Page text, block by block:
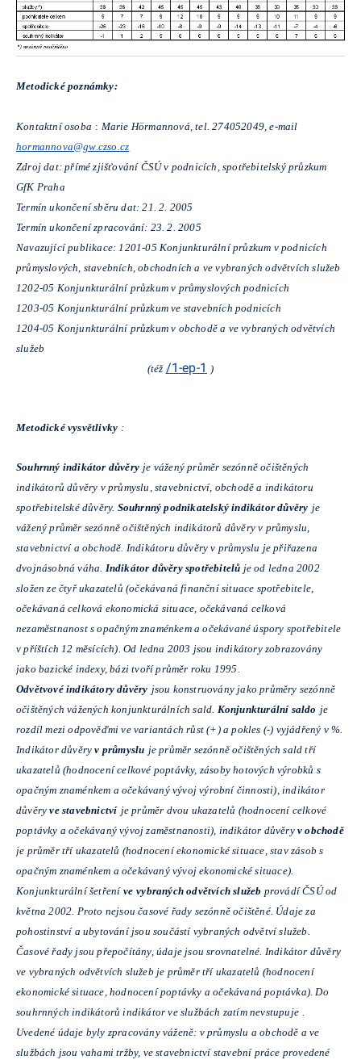
Metodické poznámky:
Kontaktní osoba : Marie Hörmannová, tel. 274052049, e-mail
hormannova@gw.czso.cz
Zdroj dat: přímé zjišťování ČSÚ v podnicích, spotřebitelský průzkum
GfK Praha
Termín ukončení sběru dat: 21. 2. 2005
Termín ukončení zpracování: 23. 2. 2005
Navazující publikace: 1201-05 Konjunkturální průzkum v podnicích
průmyslových, stavebních, obchodních a ve vybraných odvětvích služeb
1202-05 Konjunkturální průzkum v průmyslových podnicích
1203-05 Konjunkturální průzkum ve stavebních podnicích
1204-05 Konjunkturální průzkum v obchodě a ve vybraných odvětvích
služeb
(též /1-ep-1 )
Metodické vysvětlivky :
Souhrnný indikátor důvěry je vážený průměr sezónně očištěných
indikátorů důvěry v průmyslu, stavebnictví, obchodě a indikátoru
spotřebitelské důvěry. Souhrnný podnikatelský indikátor důvěry je
vážený průměr sezónně očištěných indikátorů důvěry v průmyslu,
stavebnictví a obchodě. Indikátoru důvěry v průmyslu je přiřazena
dvojnásobná váha. Indikátor důvěry spotřebitelů je od ledna 2002
složen ze čtyř ukazatelů (očekávaná finanční situace spotřebitele,
očekávaná celková ekonomická situace, očekávaná celková
nezaměstnanost s opačným znaménkem a očekávané úspory spotřebitele
v příštích 12 měsících). Od ledna 2003 jsou indikátory zobrazovány
jako bazické indexy, bázi tvoří průměr roku 1995.
Odvětvové indikátory důvěry jsou konstruovány jako průměry sezónně
očištěných vážených konjunkturálních sald. Konjunkturální saldo je
rozdíl mezi odpověďmi ve variantách růst (+) a pokles (-) vyjádřený v %.
Indikátor důvěryv průmyslu je průměr sezónně očištěných sald tří
ukazatelů (hodnocení celkové poptávky, zásoby hotových výrobků s
opačným znaménkem a očekávaný vývoj výrobní činnosti), indikátor
důvěryve stavebnictví je průměr dvou ukazatelů (hodnocení celkové
poptávky a očekávaný vývoj zaměstnanosti), indikátor důvěryv obchodě
je průměr tří ukazatelů (hodnocení ekonomické situace, stav zásob s
opačným znaménkem a očekávaný vývoj ekonomické situace).
Konjunkturální šetření ve vybraných odvětvích služeb provádí ČSÚ od
května 2002. Proto nejsou časové řady sezónně očištěné. Údaje za
pohostinství a ubytování jsou součástí vybraných odvětví služeb.
Časové řady jsou přepočítány, údaje jsou srovnatelné. Indikátor důvěry
ve vybraných odvětvích služeb je průměr tří ukazatelů (hodnocení
ekonomické situace, hodnocení poptávky a očekávaná poptávka). Do
souhrnných indikátorů indikátor ve službách zatím nevstupuje .
Uvedené údaje byly zpracovány váženě: v průmyslu a obchodě a ve
službách jsou vahami tržby, ve stavebnictví stavební práce provedené